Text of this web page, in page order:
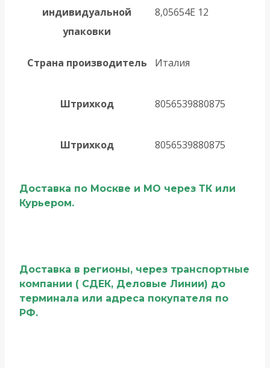
индивидуальной
упаковки
8,05654E 12
Страна производитель Италия
Штрихкод 8056539880875
Штрихкод 8056539880875
Доставка по Москве и МО через ТК или
Курьером.
Доставка в регионы, через транспортные
компании ( СДЕК, Деловые Линии) до
терминала или адреса покупателя по
РФ.